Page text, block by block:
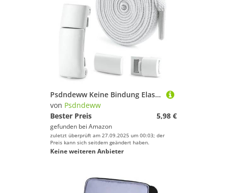
Psdndeww Keine Bindung Elastische Schnürsenkel Flache Stretch Schnürsenkel Mit Metallschnallen Elastische Schnürsenkel Ersatz Für Kinder Erwachsenen Sneaker
von Psdndeww
Bester Preis
5,98 €
gefunden bei Amazon
zuletzt überprüft am 27.09.2025 um 00:03; der
Preis kann sich seitdem geändert haben.
Keine weiteren Anbieter